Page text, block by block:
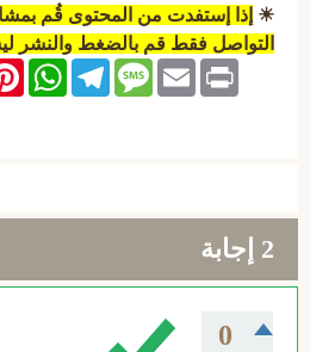
☀ إذا إستفدت من المحتوى قُم
التواصل فقط قم بالضغط والنشر
TelegramMessageEmail Print
2 إجابة
0